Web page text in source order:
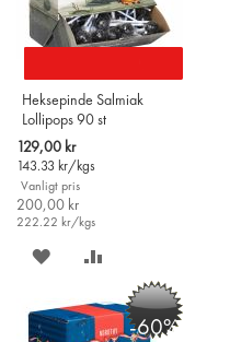
Heksepinde Salmiak
Lollipops 90 st
Special
Price
129,00 kr
143.33 kr/kgs
Vanligt pris
200,00 kr
222.22 kr/kgs
SPARA
ÖNSKELISTAN
JÄMFÖR
-60%